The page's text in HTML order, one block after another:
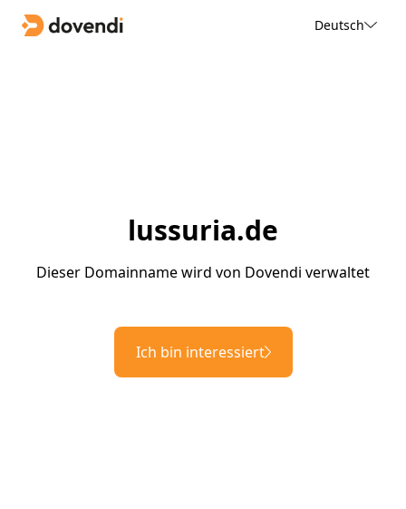
Deutsch
lussuria.de
Dieser Domainname wird von Dovendi verwaltet
Ich bin interessiert